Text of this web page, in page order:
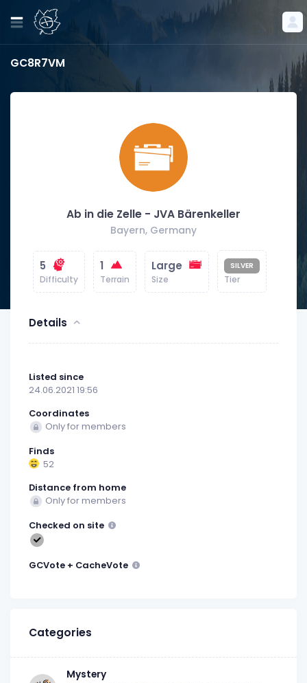
GC8R7VM
Ab in die Zelle - JVA Bärenkeller
Bayern, Germany
5
Difficulty
1
Terrain
Large
Size
SILVER
Tier
Details
Listed since
24.06.2021 19:56
Coordinates
Only for members
Finds
52
Distance from home
Only for members
Checked on site
GCVote + CacheVote
Categories
Mystery